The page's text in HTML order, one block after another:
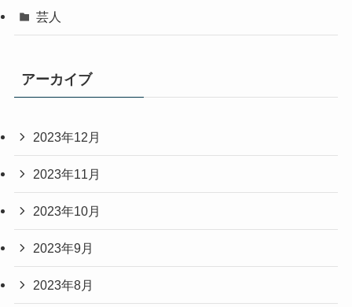
芸人
アーカイブ
2023年12月
2023年11月
2023年10月
2023年9月
2023年8月